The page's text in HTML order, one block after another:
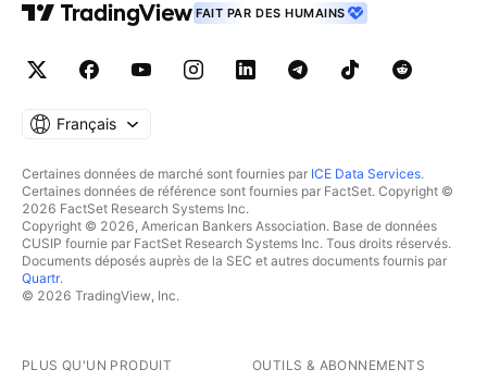
FAIT PAR DES HUMAINS
Français
Certaines données de marché sont fournies par ICE Data Services.
Certaines données de référence sont fournies par FactSet. Copyright ©
2026 FactSet Research Systems Inc.
Copyright © 2026, American Bankers Association. Base de données
CUSIP fournie par FactSet Research Systems Inc. Tous droits réservés.
Documents déposés auprès de la SEC et autres documents fournis par
Quartr.
© 2026 TradingView, Inc.
PLUS QU'UN PRODUIT OUTILS & ABONNEMENTS